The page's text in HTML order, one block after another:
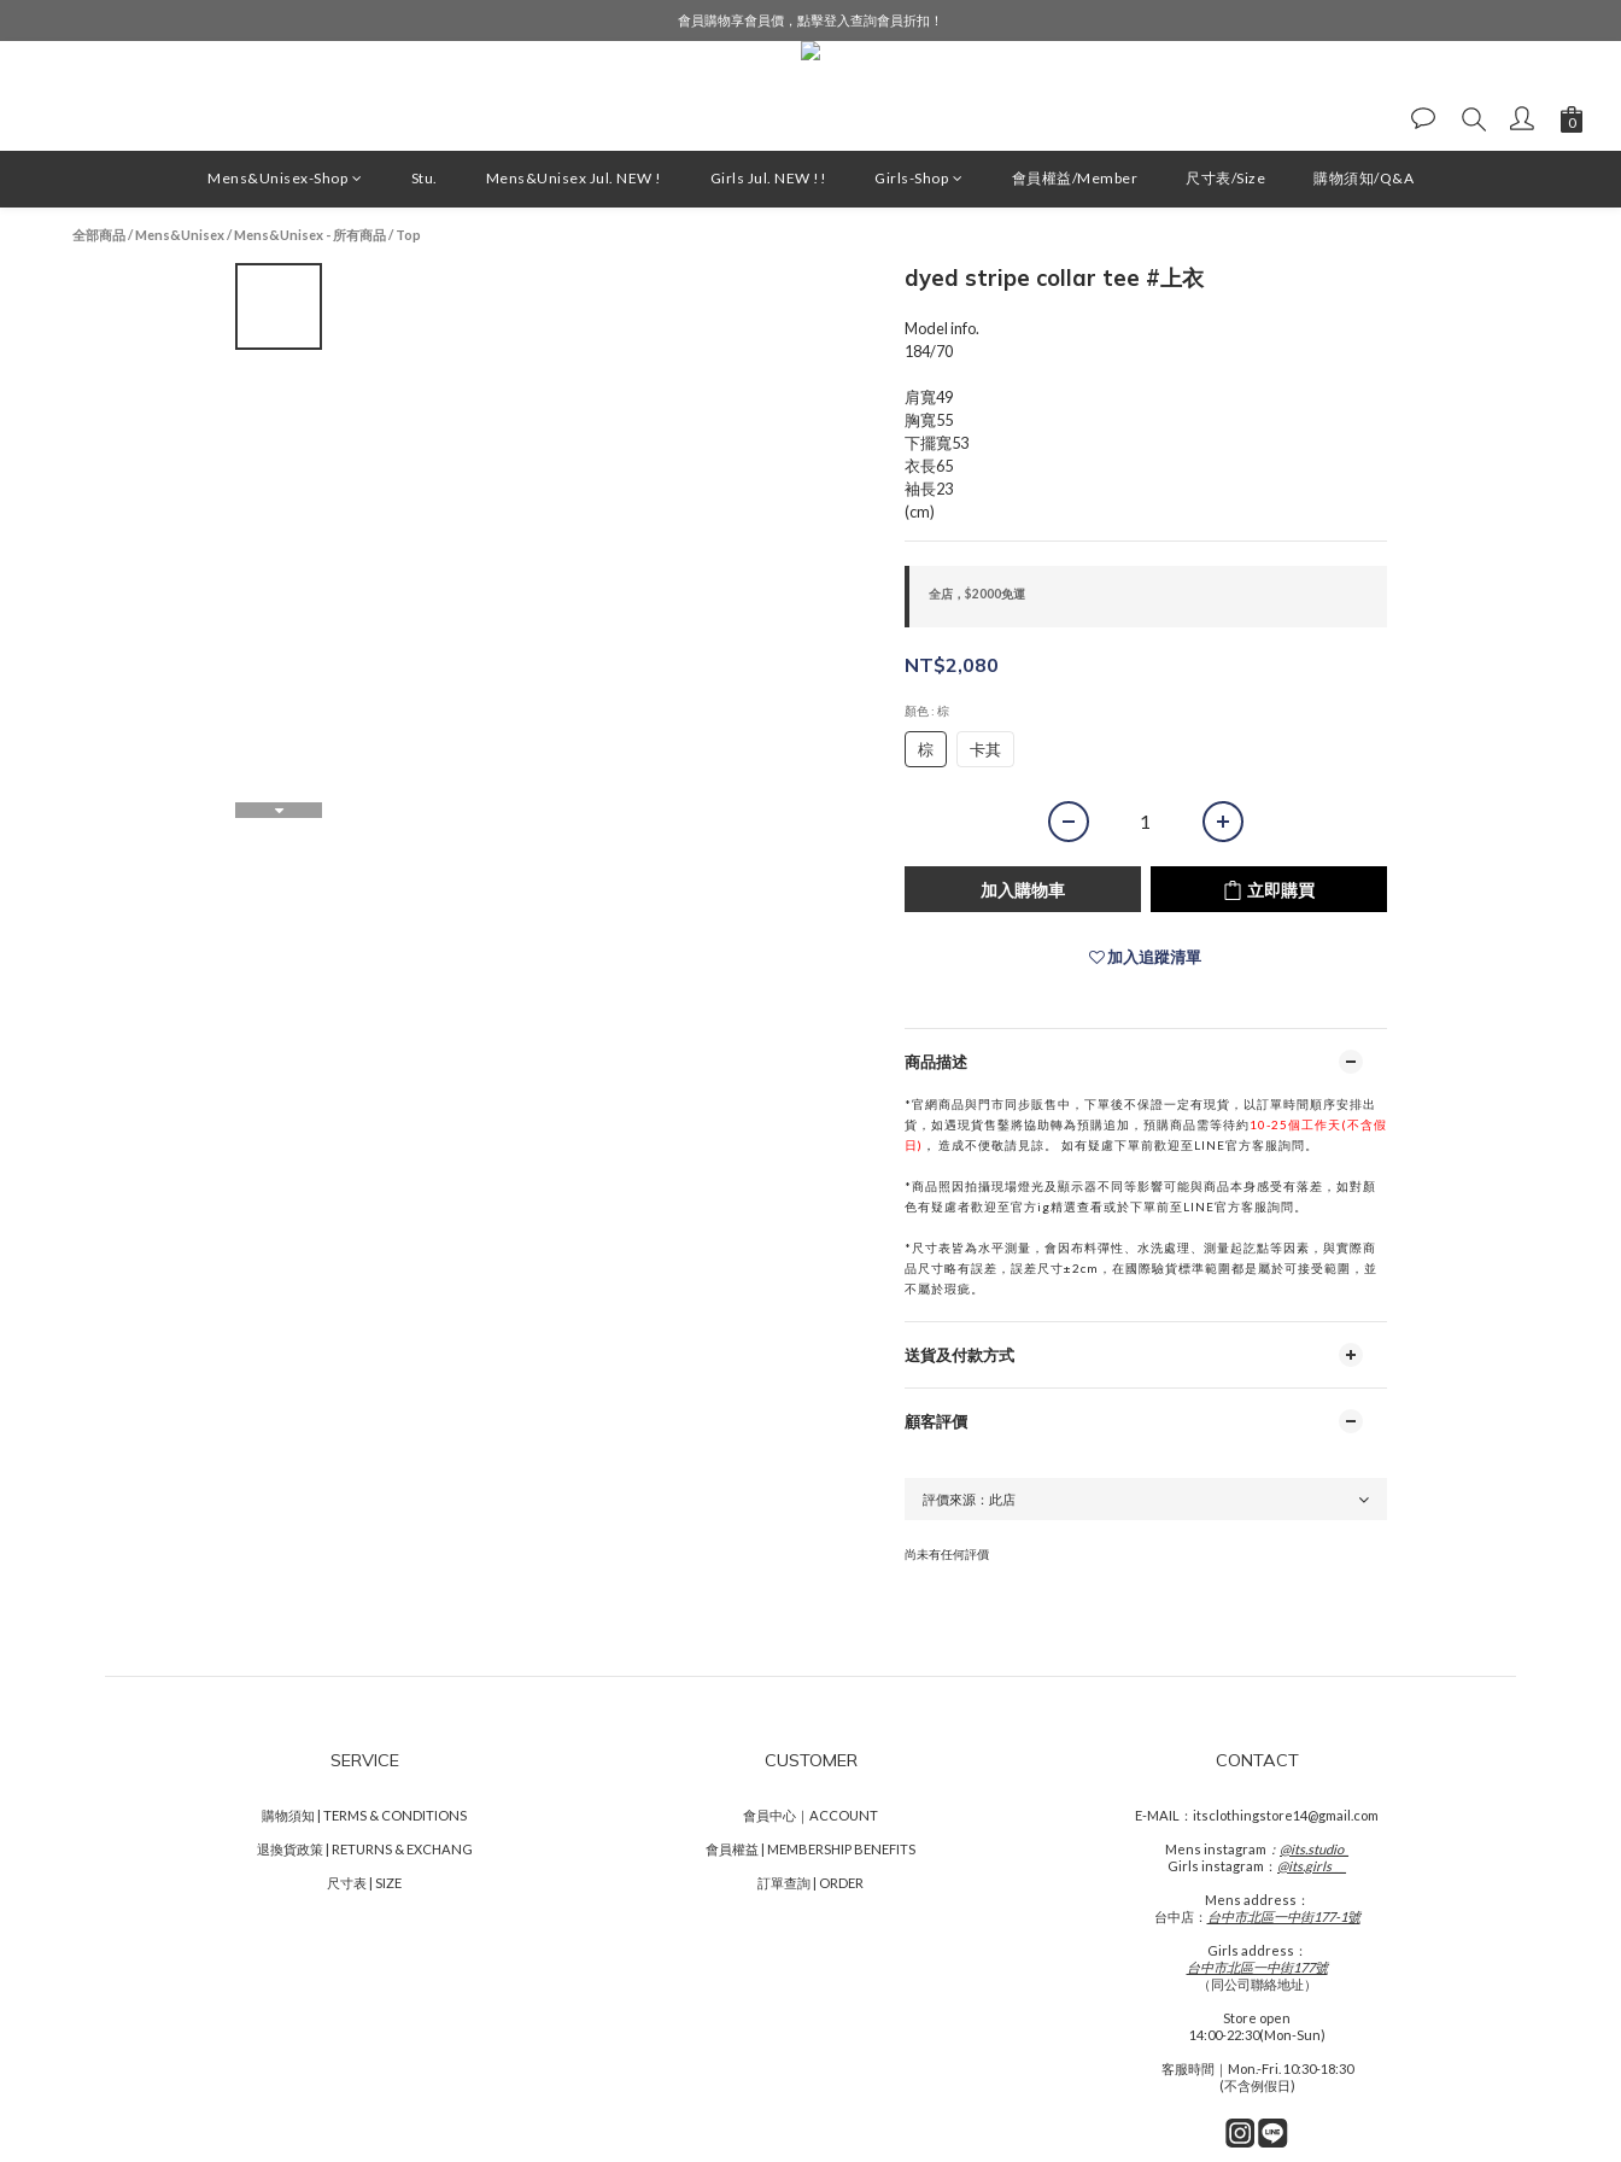
LINE好友募集中，加入就送購物金$50！
會員購物享會員價，點擊登入查詢會員折扣！
LINE好友募集中，加入就送購物金$50！
Mens&Unisex-Shop Stu. Mens&Unisex Jul. NEW ! Girls Jul. NEW !! Girls-Shop 會員權益/Member 尺寸表/Size 購物須知/Q&A
全部商品/Mens&Unisex/Mens&Unisex - 所有商品/Top
dyed stripe collar tee #上衣
Model info.
184/70
肩寬49
胸寬55
下擺寬53
衣長65
袖長23
(cm)
全店，$2000免運
NT$2,080
顏色 : 棕
棕 卡其
加入購物車 立即購買
加入追蹤清單
商品描述
*官網商品與門市同步販售中，下單後不保證一定有現貨，以訂單時間順序安排出
貨，如遇現貨售鑿將協助轉為預購追加，預購商品需等待約10-25個工作天(不含假
日) ， 造成不便敬請見諒。 如有疑慮下單前歡迎至LINE官方客服詢問。
*商品照因拍攝現場燈光及顯示器不同等影響可能與商品本身感受有落差，如對顏
色有疑慮者歡迎至官方ig精選查看或於下單前至LINE官方客服詢問。
* 尺寸表皆為水平測量，會因布料彈性、水洗處理、測量起訖點等因素，與實際商
品尺寸略有誤差，誤差尺寸±2cm，在國際驗貨標準範圍都是屬於可接受範圍，並
不屬於瑕疵。
送貨及付款方式
顧客評價
尚未有任何評價
SERVICE
購物須知 | TERMS & CONDITIONS
退換貨政策 | RETURNS & EXCHANG
尺寸表 | SIZE
CUSTOMER
會員中心｜ACCOUNT
會員權益 | MEMBERSHIP BENEFITS
訂單查詢 | ORDER
CONTACT
E-MAIL：itsclothingstore14@gmail.com
Mens instagram ： @its.studio_
Girls instagram： @its.girls___
Mens address：
台中店： 台中市北區一中街177-1號
Girls address：
台中市北區一中街177號
（同公司聯絡地址）
Store open
14:00-22:30(Mon-Sun)
客服時間｜Mon.-Fri. 10:30-18:30
(不含例假日)